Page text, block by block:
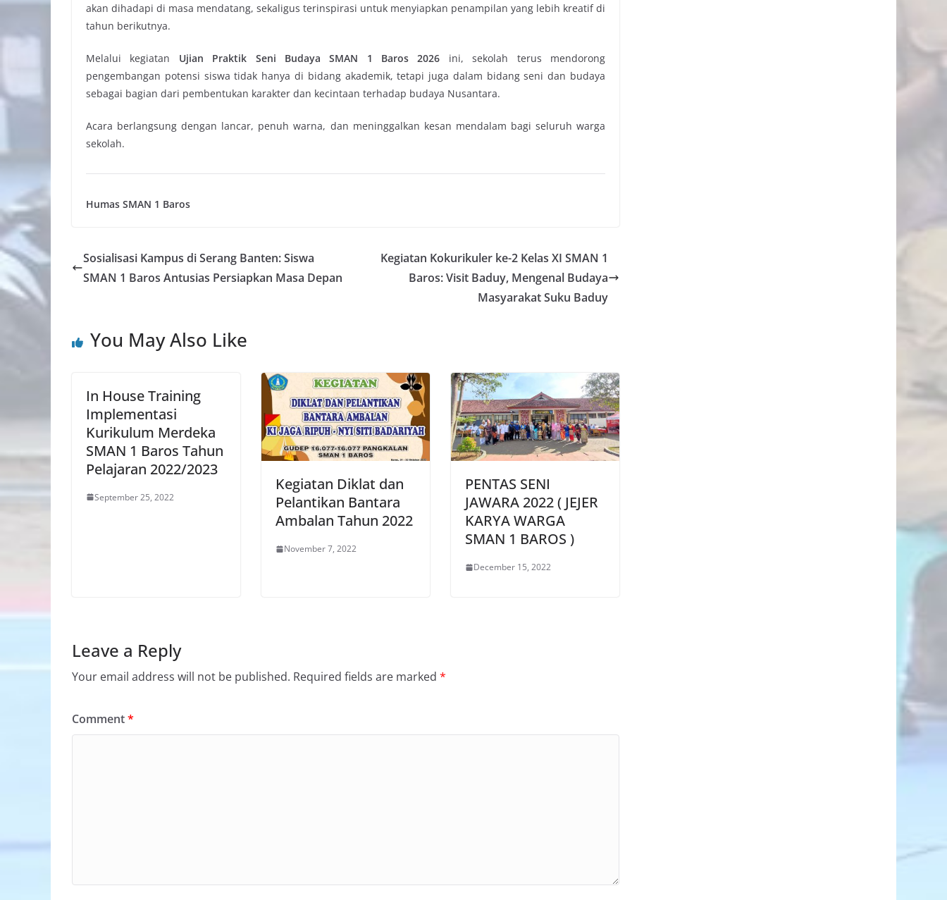
akan dihadapi di masa mendatang, sekaligus terinspirasi untuk menyiapkan penampilan yang lebih kreatif di
tahun berikutnya.
Melalui kegiatan Ujian Praktik Seni Budaya SMAN 1 Baros 2026 ini, sekolah terus mendorong
pengembangan potensi siswa tidak hanya di bidang akademik, tetapi juga dalam bidang seni dan budaya
sebagai bagian dari pembentukan karakter dan kecintaan terhadap budaya Nusantara.
Acara berlangsung dengan lancar, penuh warna, dan meninggalkan kesan mendalam bagi seluruh warga
sekolah.
Humas SMAN 1 Baros
Sosialisasi Kampus di Serang Banten: Siswa
SMAN 1 Baros Antusias Persiapkan Masa Depan
Kegiatan Kokurikuler ke-2 Kelas XI SMAN 1
Baros: Visit Baduy, Mengenal Budaya
Masyarakat Suku Baduy
You May Also Like
In House Training
Implementasi
Kurikulum Merdeka
SMAN 1 Baros Tahun
Pelajaran 2022/2023
September 25, 2022
Kegiatan Diklat dan
Pelantikan Bantara
Ambalan Tahun 2022
November 7, 2022
PENTAS SENI
JAWARA 2022 ( JEJER
KARYA WARGA
SMAN 1 BAROS )
December 15, 2022
Leave a Reply
Your email address will not be published. Required fields are marked *
Comment*